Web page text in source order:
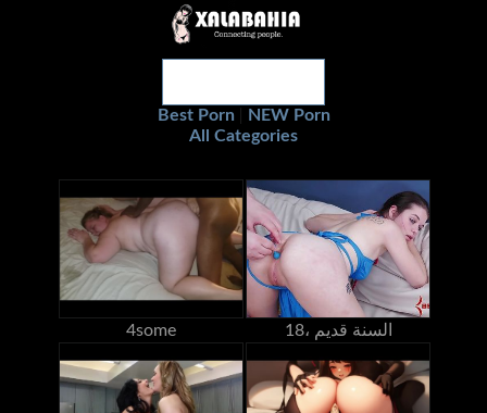
Best Porn
NEW Porn
All Categories
4some 18، السنة قديم